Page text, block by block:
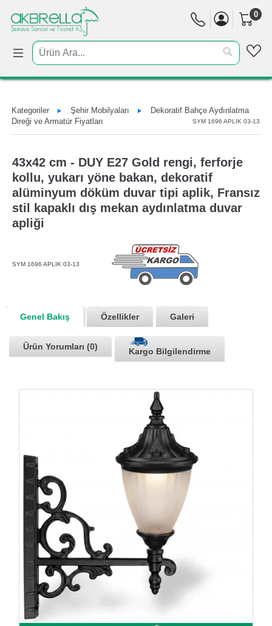
0
Kategoriler Şehir Mobilyaları
Dekoratif Bahçe Aydınlatma
Direği ve Armatür Fiyatları
SYM 1696 APLIK 03-13
43x42 cm - DUY E27 Gold rengi, ferforje
kollu, yukarı yöne bakan, dekoratif
alüminyum döküm duvar tipi aplik, Fransız
stil kapaklı dış mekan aydınlatma duvar
apliği
SYM 1696 APLIK 03-13
Genel Bakış Özellikler Galeri
Ürün Yorumları (0)
Kargo Bilgilendirme